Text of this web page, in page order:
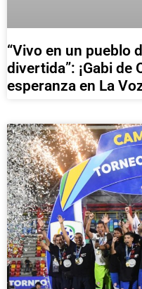
“Vivo en un pueblo
divertida”: ¡Gabi de
esperanza en La